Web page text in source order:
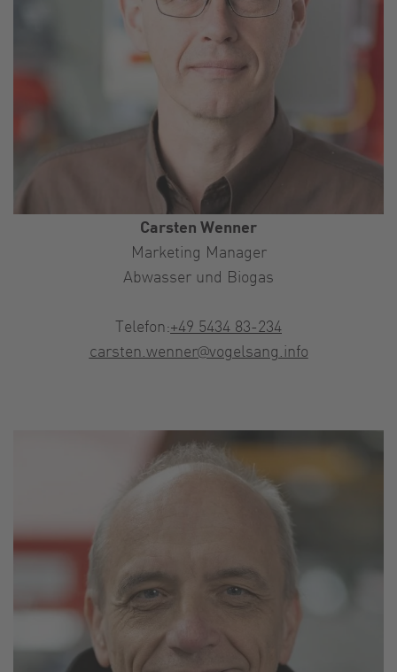
Carsten Wenner
Marketing Manager
Abwasser und Biogas
Telefon:+49 5434 83-234
carsten.wenner@vogelsang.info